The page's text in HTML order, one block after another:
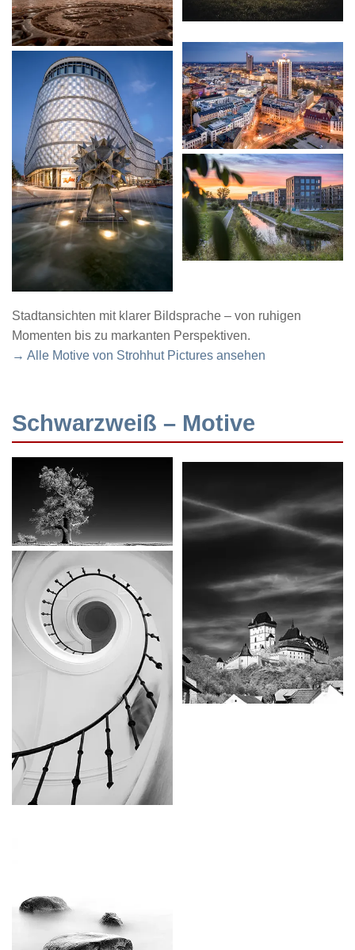
Stadtansichten mit klarer Bildsprache – von ruhigen
Momenten bis zu markanten Perspektiven.
→ Alle Motive von Strohhut Pictures ansehen
Schwarzweiß – Motive